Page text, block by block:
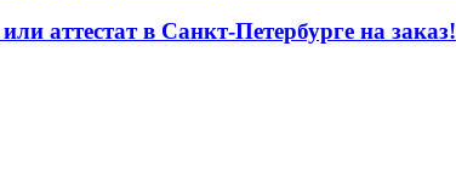
в Санкт-Петербурге на заказ!